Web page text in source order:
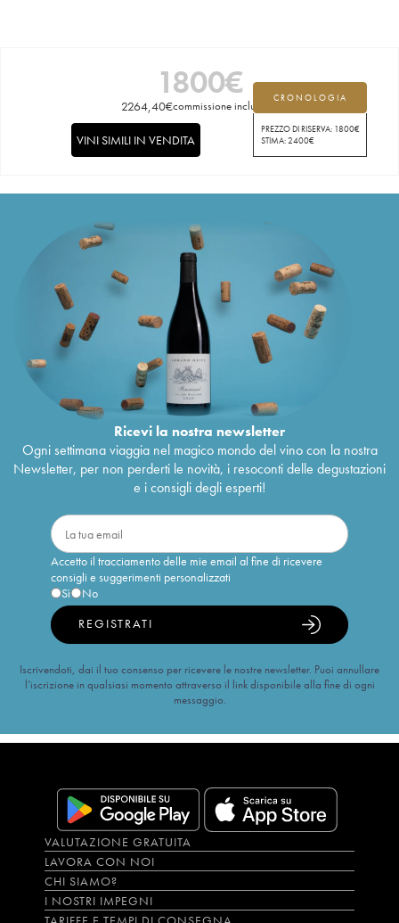
1800€
2264,40€commissione inclusa
CRONOLOGIA
PREZZO DI RISERVA: 1800€
STIMA:2400€
VINI SIMILI IN VENDITA
Ricevi la nostra newsletter
Ogni settimana viaggia nel magico mondo del vino con la nostra
Newsletter, per non perderti le novità, i resoconti delle degustazioni
e i consigli degli esperti!
Accetto il tracciamento delle mie email al fine di ricevere
consigli e suggerimenti personalizzati
Sì
No
REGISTRATI
Iscrivendoti, dai il tuo consenso per ricevere le nostre newsletter. Puoi annullare
l’iscrizione in qualsiasi momento attraverso il link disponibile alla fine di ogni
messaggio.
VALUTAZIONE GRATUITA
LAVORA CON NOI
CHI SIAMO?
I NOSTRI IMPEGNI